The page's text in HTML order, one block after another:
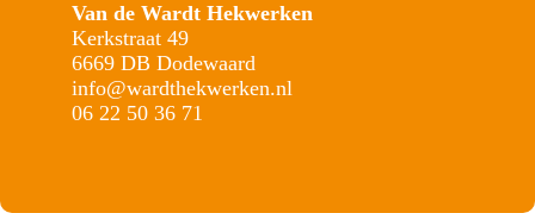
Van de Wardt Hekwerken
Kerkstraat 49
6669 DB Dodewaard
info@wardthekwerken.nl
06 22 50 36 71